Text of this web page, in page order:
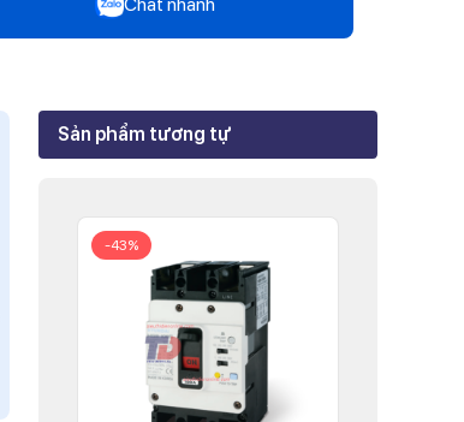
Mr Trâm - Điện Thái Dương
Zalo
Ms Hồng - Điện Thái Dương
Sản phẩm tương tự
-43%